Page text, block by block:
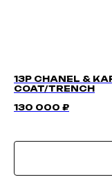
13P CHANEL &
COAT/TRENCH
130 000 ₽